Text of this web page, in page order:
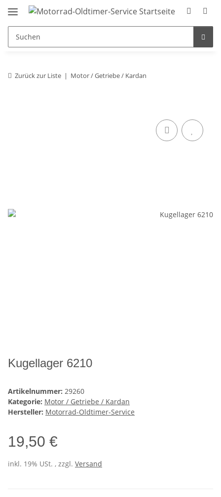
Zurück zur Liste Motor / Getriebe / Kardan
Kugellager 6210
Artikelnummer: 29260
Kategorie: Motor / Getriebe / Kardan
Hersteller: Motorrad-Oldtimer-Service
19,50 €
inkl. 19% USt. , zzgl. Versand